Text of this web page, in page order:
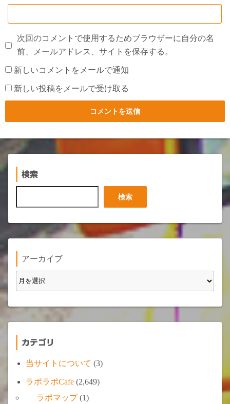
次回のコメントで使用するためブラウザーに自分の名
前、メールアドレス、サイトを保存する。
新しいコメントをメールで通知
新しい投稿をメールで受け取る
検索
索
検索
アーカイブ
カテゴリ
当サイトについて (3)
ラポラポCafe (2,649)
ラポマップ(1)